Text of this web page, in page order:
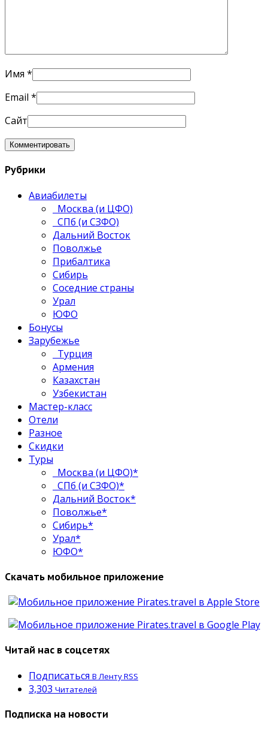
Имя *
Email *
Сайт
Рубрики
Авиабилеты
Москва (и ЦФО)
СПб (и СЗФО)
Дальний Восток
Поволжье
Прибалтика
Сибирь
Соседние страны
Урал
ЮФО
Бонусы
Зарубежье
Турция
Армения
Казахстан
Узбекистан
Мастер-класс
Отели
Разное
Скидки
Туры
Москва (и ЦФО)*
СПб (и СЗФО)*
Дальний Восток*
Поволжье*
Сибирь*
Урал*
ЮФО*
Скачать мобильное приложение
Читай нас в соцсетях
Подписаться В Ленту RSS
3,303 Читателей
Подписка на новости